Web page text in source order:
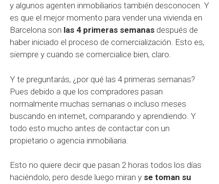
y algunos agenten inmobiliarios también desconocen. Y
es que el mejor momento para vender una vivienda en
Barcelona son las 4 primeras semanas después de
haber iniciado el proceso de comercialización. Esto es,
siempre y cuando se comercialice bien, claro.
Y te preguntarás, ¿por qué las 4 primeras semanas?
Pues debido a que los compradores pasan
normalmente muchas semanas o incluso meses
buscando en internet, comparando y aprendiendo. Y
todo esto mucho antes de contactar con un
propietario o agencia inmobiliaria.
Esto no quiere decir que pasan 2 horas todos los días
haciéndolo, pero desde luego miran y se toman su